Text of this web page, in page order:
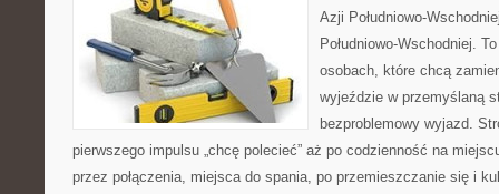
Azji Południowo-
Południowo-Wschodniej.
osobach, które chcą
wyjeździe w przemyślaną
bezproblemowy wyjazd.
pierwszego impulsu „chcę polecieć” aż po codzienność na
przez połączenia, miejsca do spania, po przemieszczanie się i